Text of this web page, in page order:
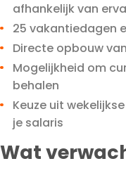
afhankelijk van
25 vakantiedagen
Directe opbouw
Mogelijkheid om
behalen
Keuze uit
je salaris
Wat